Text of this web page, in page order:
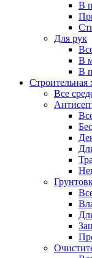
В
Для рук
В
В
Строительная
Все